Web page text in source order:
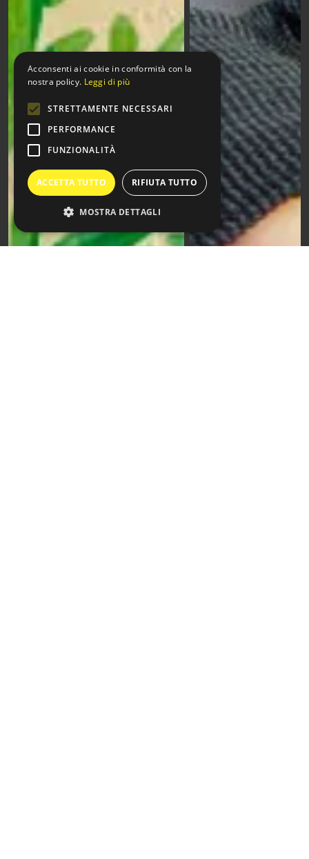
Acconsenti ai cookie in conformità con la
nostra policy. Leggi di più
STRETTAMENTE NECESSARI
PERFORMANCE
FUNZIONALITÀ
ACCETTA TUTTO RIFIUTA TUTTO
MOSTRA DETTAGLI